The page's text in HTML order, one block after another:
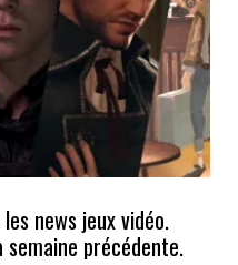
news jeux vidéo.
précédente.